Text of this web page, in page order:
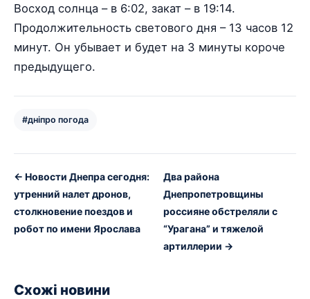
Восход солнца – в 6:02, закат – в 19:14.
Продолжительность светового дня – 13 часов 12
минут. Он убывает и будет на 3 минуты короче
предыдущего.
#дніпро погода
← Новости Днепра сегодня:
утренний налет дронов,
столкновение поездов и
робот по имени Ярослава
Два района
Днепропетровщины
россияне обстреляли с
“Урагана” и тяжелой
артиллерии →
Схожі новини